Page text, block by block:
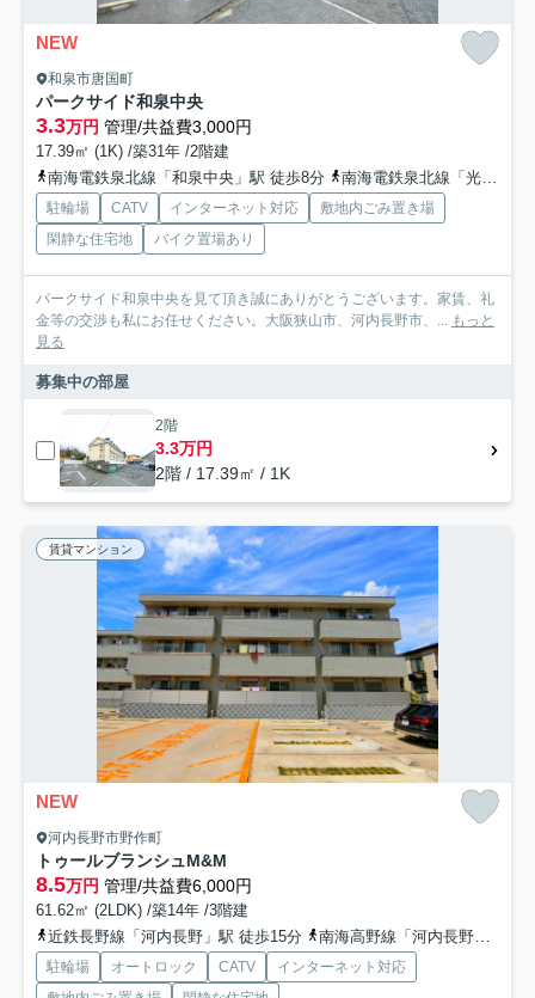
NEW
和泉市唐国町
パークサイド和泉中央
3.3万円 管理/共益費3,000円
17.39㎡ (1K) /築31年 /2階建
南海電鉄泉北線「和泉中央」駅 徒歩8分
南海電鉄泉北線「光明池」駅 徒歩36分
駐輪場 CATV インターネット対応
敷地内ごみ置き場
閑静な住宅地
バイク置場あり
パークサイド和泉中央を見て頂き誠にありがとうございます。家賃、礼
金等の交渉も私にお任せください。大阪狭山市、河内長野市、... もっと
見る
募集中の部屋
2階
3.3万円
2階 / 17.39㎡ / 1K
賃貸マンション
NEW
河内長野市野作町
トゥールブランシュM&M
8.5万円 管理/共益費6,000円
61.62㎡ (2LDK) /築14年 /3階建
近鉄長野線「河内長野」駅 徒歩15分
南海高野線「河内長野」駅 徒歩15分
駐輪場 オートロック CATV
インターネット対応